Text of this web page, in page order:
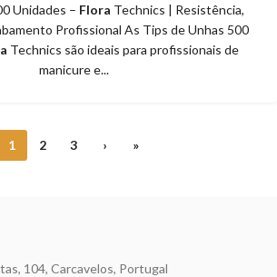
Unidades – Flora Technics | Resistência,
Profissional As Tips de Unhas 500
Technics são ideais para profissionais de
manicure e...
1 2 3 › »
104, Carcavelos, Portugal